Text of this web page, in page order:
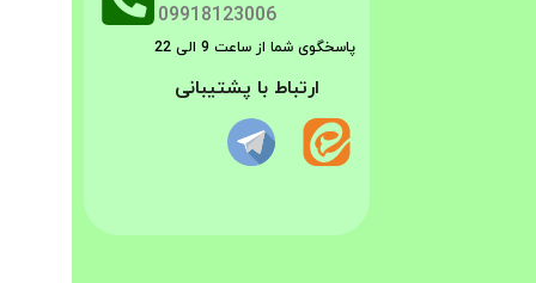
09918123006
پاسخگوی شما از ساعت 9 الی 22
ارتباط با پشتیبانی